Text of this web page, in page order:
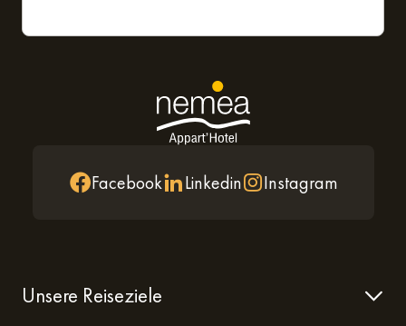
Facebook Linkedin Instagram
Unsere Reiseziele